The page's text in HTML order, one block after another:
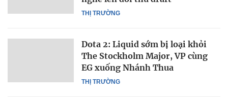
THỊ TRƯỜNG
THỊ TRƯỜNG
Dota 2: Liquid sớm bị loại khỏi
The Stockholm Major, VP cùng
EG xuống Nhánh Thua